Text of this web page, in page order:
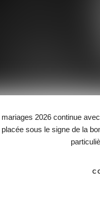
2026 continue
placée sous le signe de la